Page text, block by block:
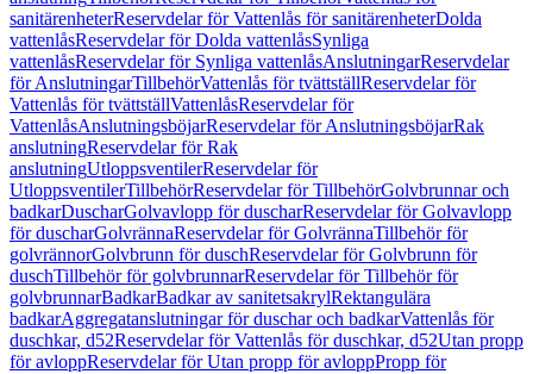
sanitärenheterReservdelar för Vattenlås för sanitärenheterDolda
vattenlåsReservdelar för Dolda vattenlåsSynliga
vattenlåsReservdelar för Synliga vattenlåsAnslutningarReservdelar
för AnslutningarTillbehörVattenlås för tvättställReservdelar för
Vattenlås för tvättställVattenlåsReservdelar för
VattenlåsAnslutningsböjarReservdelar för AnslutningsböjarRak
anslutningReservdelar för Rak
anslutningUtloppsventilerReservdelar för
UtloppsventilerTillbehörReservdelar för TillbehörGolvbrunnar och
badkarDuscharGolvavlopp för duscharReservdelar för Golvavlopp
för duscharGolvrännaReservdelar för GolvrännaTillbehör för
golvrännorGolvbrunn för duschReservdelar för Golvbrunn för
duschTillbehör för golvbrunnarReservdelar för Tillbehör för
golvbrunnarBadkarBadkar av sanitetsakrylRektangulära
badkarAggregatanslutningar för duschar och badkarVattenlås för
duschkar, d52Reservdelar för Vattenlås för duschkar, d52Utan propp
för avloppReservdelar för Utan propp för avloppPropp för